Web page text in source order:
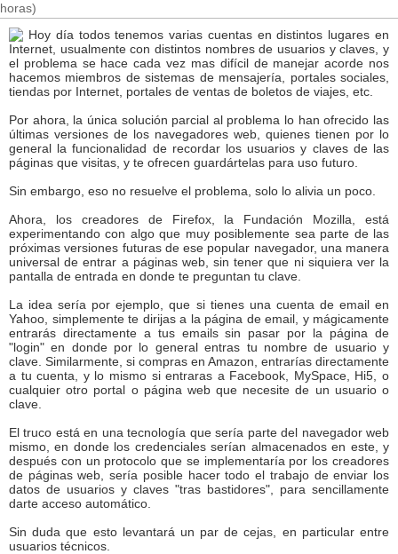
horas)
Hoy día todos tenemos varias cuentas en distintos lugares en
Internet, usualmente con distintos nombres de usuarios y claves, y
el problema se hace cada vez mas difícil de manejar acorde nos
hacemos miembros de sistemas de mensajería, portales sociales,
tiendas por Internet, portales de ventas de boletos de viajes, etc.
Por ahora, la única solución parcial al problema lo han ofrecido las
últimas versiones de los navegadores web, quienes tienen por lo
general la funcionalidad de recordar los usuarios y claves de las
páginas que visitas, y te ofrecen guardártelas para uso futuro.
Sin embargo, eso no resuelve el problema, solo lo alivia un poco.
Ahora, los creadores de Firefox, la Fundación Mozilla, está
experimentando con algo que muy posiblemente sea parte de las
próximas versiones futuras de ese popular navegador, una manera
universal de entrar a páginas web, sin tener que ni siquiera ver la
pantalla de entrada en donde te preguntan tu clave.
La idea sería por ejemplo, que si tienes una cuenta de email en
Yahoo, simplemente te dirijas a la página de email, y mágicamente
entrarás directamente a tus emails sin pasar por la página de
"login" en donde por lo general entras tu nombre de usuario y
clave. Similarmente, si compras en Amazon, entrarías directamente
a tu cuenta, y lo mismo si entraras a Facebook, MySpace, Hi5, o
cualquier otro portal o página web que necesite de un usuario o
clave.
El truco está en una tecnología que sería parte del navegador web
mismo, en donde los credenciales serían almacenados en este, y
después con un protocolo que se implementaría por los creadores
de páginas web, sería posible hacer todo el trabajo de enviar los
datos de usuarios y claves "tras bastidores", para sencillamente
darte acceso automático.
Sin duda que esto levantará un par de cejas, en particular entre
usuarios técnicos.